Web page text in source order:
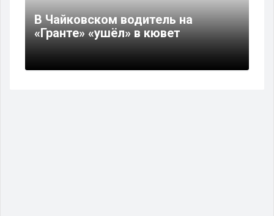
В Чайковском водитель на
«Гранте» «ушёл» в кювет